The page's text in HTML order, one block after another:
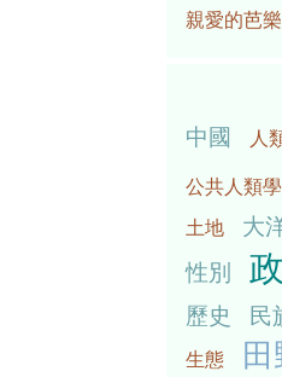
親愛的芭
中國 人
公共人類學
土地
大
性別
歷史 民
生態